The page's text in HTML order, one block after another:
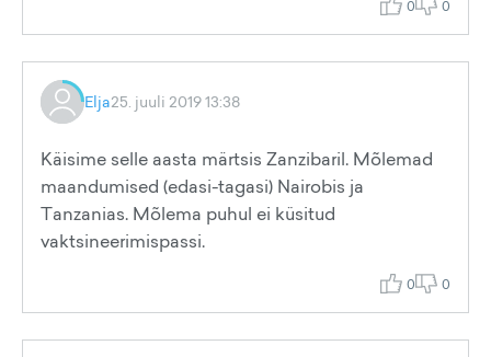
0 0
Elja25. juuli 2019 13:38
Käisime selle aasta märtsis Zanzibaril. Mõlemad
maandumised (edasi-tagasi) Nairobis ja
Tanzanias. Mõlema puhul ei küsitud
vaktsineerimispassi.
0 0